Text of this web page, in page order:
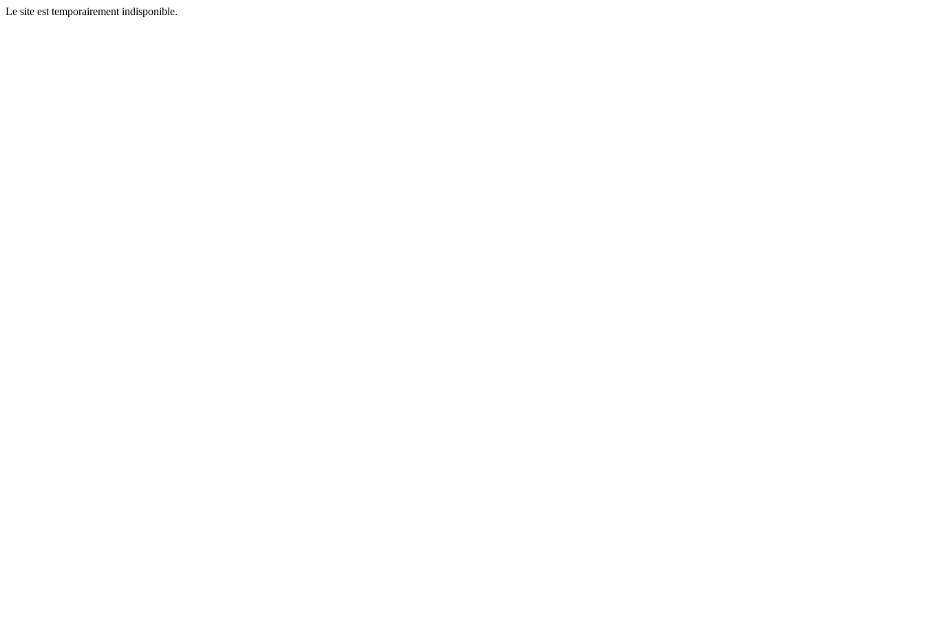
Le site est temporairement indisponible.